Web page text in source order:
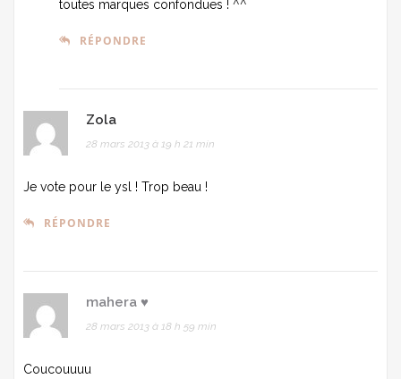
toutes marques confondues ! ^^
RÉPONDRE
Zola
28 mars 2013 à 19 h 21 min
Je vote pour le ysl ! Trop beau !
RÉPONDRE
mahera ♥
28 mars 2013 à 18 h 59 min
Coucouuuu